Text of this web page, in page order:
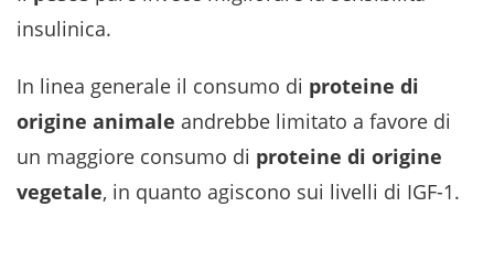
insulinica.
In linea generale il consumo di proteine di
origine animale andrebbe limitato a favore di
un maggiore consumo di proteine di origine
vegetale, in quanto agiscono sui livelli di IGF-1.